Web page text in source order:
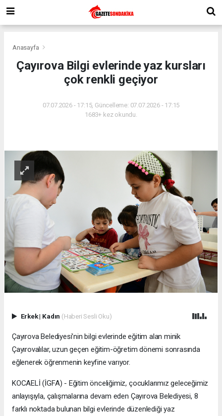
Anasayfa
Çayırova Bilgi evlerinde yaz kursları
çok renkli geçiyor
07.07.2026 - 17:15, Güncelleme: 07.07.2026 - 17:15
1683+ kez okundu.
Erkek| Kadın (Haberi Sesli Oku)
Çayırova Belediyesi’nin bilgi evlerinde eğitim alan minik
Çayırovalılar, uzun geçen eğitim-öğretim dönemi sonrasında
eğlenerek öğrenmenin keyfine varıyor.
KOCAELİ (İGFA) - Eğitim önceliğimiz, çocuklarımız geleceğimiz
anlayışıyla, çalışmalarına devam eden Çayırova Belediyesi, 8
farklı noktada bulunan bilgi evlerinde düzenlediği yaz